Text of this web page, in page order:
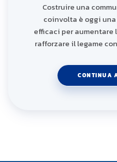
Costruire una
coinvolta è oggi
efficaci per
rafforzare il legame
CONTINUA